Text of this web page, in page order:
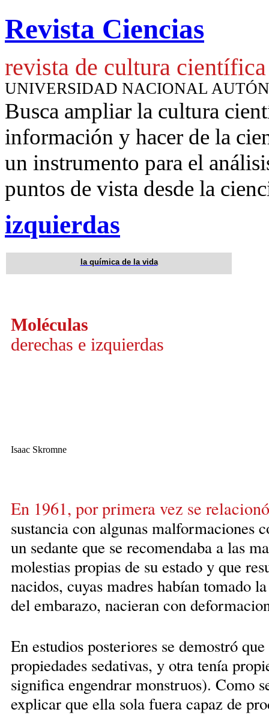
Revista Ciencias
revista de cultura científica
UNIVERSIDAD NACIONAL
Busca ampliar la cultura
información y hacer de la
un instrumento para el
puntos de vista desde la
izquierdas
la química de la vida
Moléculas
derechas e izquierdas
Isaac Skromne
En 1961, por primera vez se
sustancia con algunas malformaciones
un sedante que se recomendaba a las
molestias propias de su estado y que
nacidos, cuyas madres habían tomado
del embarazo, nacieran con
En estudios posteriores se demostró
propiedades sedativas, y otra tenía
significa engendrar monstruos). Como
explicar que ella sola fuera capaz de